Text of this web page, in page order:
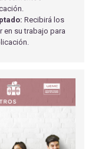
DE LA
Recibirá los
en su trabajo para